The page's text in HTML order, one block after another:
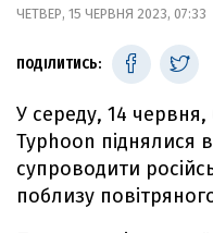
ЧЕТВЕР, 15 ЧЕРВНЯ 2023, 07:33
ПОДІЛИТИСЬ:
У середу, 14 червня,
Typhoon піднялися
супроводити
поблизу